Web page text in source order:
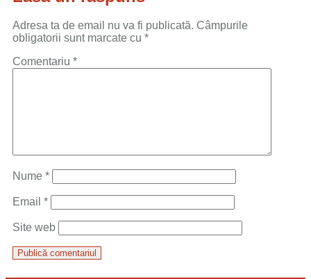
Adresa ta de email nu va fi publicată. Câmpurile
obligatorii sunt marcate cu *
Comentariu *
Nume *
Email *
Site web